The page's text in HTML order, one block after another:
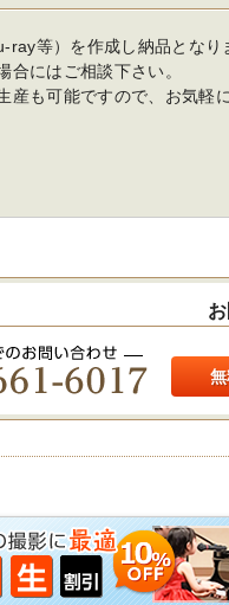
ray等）を作成し納品となり
合にはご相談下さい。
産も可能ですので、お気軽